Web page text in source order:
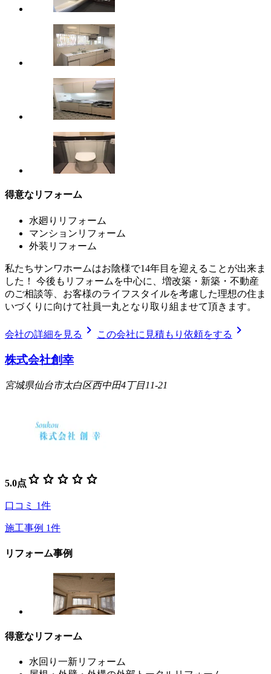
得意なリフォーム
水廻りリフォーム
マンションリフォーム
外装リフォーム
私たちサンワホームはお陰様で14年目を迎えることが出来ま
した！ 今後もリフォームを中心に、増改築・新築・不動産
のご相談等、お客様のライフスタイルを考慮した理想の住ま
いづくりに向けて社員一丸となり取り組ませて頂きます。
会社の詳細を見る chevron_right この会社に見積もり依頼をする chevron_right
株式会社創幸
宮城県仙台市太白区西中田4丁目11-21
5.0点 star star star star star
口コミ 1件
施工事例 1件
リフォーム事例
得意なリフォーム
水回り一新リフォーム